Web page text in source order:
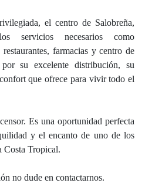
el centro de Salobreña,
servicios necesarios como
restaurantes, farmacias y centro de
su excelente distribución, su
que ofrece para vivir todo el
Es una oportunidad perfecta
y el encanto de uno de los
Costa Tropical.
no dude en contactarnos.